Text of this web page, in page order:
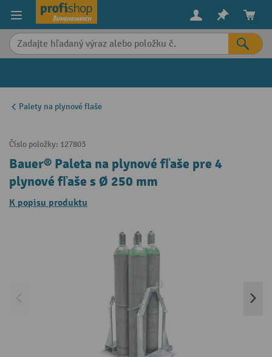
content
Palety na plynové flaše
Číslo položky: 127803
Bauer® Paleta na plynové fľaše pre 4
plynové fľaše s Ø 250 mm
K popisu produktu